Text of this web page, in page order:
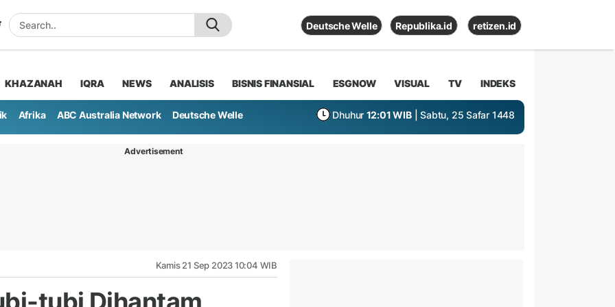
Deutsche Welle Republika.id retizen.id
KHAZANAH IQRA NEWS ANALISIS BISNIS FINANSIAL ESGNOW VISUAL TV INDEKS
Afrika ABC Australia Network Deutsche Welle Dhuhur 12:01 WIB | Sabtu, 25 Safar 1448
Advertisement
Kamis 21 Sep 2023 10:04 WIB